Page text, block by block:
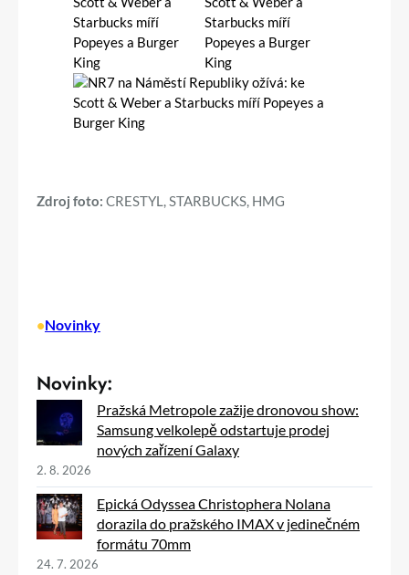
Zdroj foto: CRESTYL, STARBUCKS, HMG
•Novinky
Novinky:
Pražská Metropole zažije dronovou show:
Samsung velkolepě odstartuje prodej
nových zařízení Galaxy
2. 8. 2026
Epická Odyssea Christophera Nolana
dorazila do pražského IMAX v jedinečném
formátu 70mm
24. 7. 2026